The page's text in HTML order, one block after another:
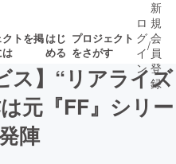
トを掲はじ
める
プロジェクト
をさがす
募集終了が近いプ
ロ
グ
イ
ン
/
新
規
会
員
登
録
ス】“リアライズ
元『FF』シリー
陣